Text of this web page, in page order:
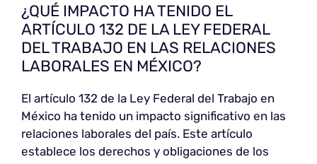
¿QUÉ IMPACTO HA TENIDO EL
ARTÍCULO 132 DE LA LEY FEDERAL
DEL TRABAJO EN LAS RELACIONES
LABORALES EN MÉXICO?
El artículo 132 de la Ley Federal del Trabajo en
México ha tenido un impacto significativo en las
relaciones laborales del país. Este artículo
establece los derechos y obligaciones de los